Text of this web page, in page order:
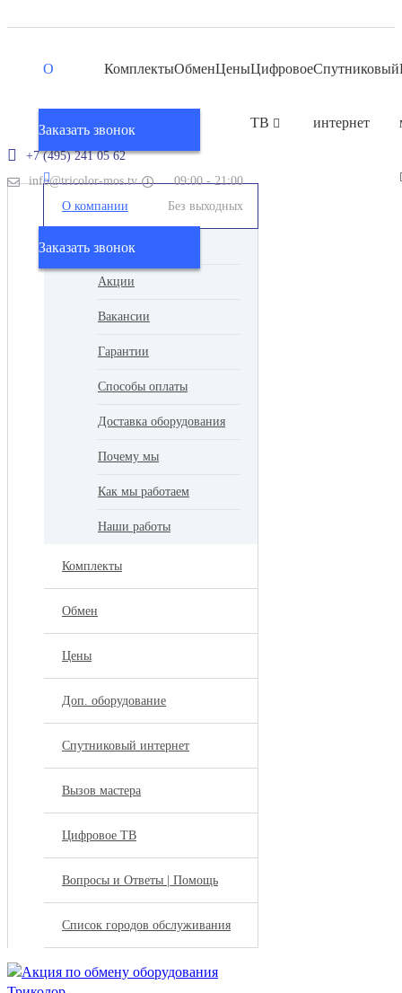
О
компании
КомплектыОбменЦеныЦифровое
ТВ
Спутниковый
интернет
Заказать звонок
+7 (495) 241 05 62
info@tricolor-mos.tv
09:00 - 21:00
Без выходных
Заказать звонок
О компании
Новости
Акции
Вакансии
Гарантии
Способы оплаты
Доставка оборудования
Почему мы
Как мы работаем
Наши работы
Комплекты
Обмен
Цены
Доп. оборудование
Спутниковый интернет
Вызов мастера
Цифровое ТВ
Вопросы и Ответы | Помощь
Список городов обслуживания